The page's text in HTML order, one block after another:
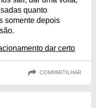
quanto
somente depois
dar certo
COMPARTILHAR